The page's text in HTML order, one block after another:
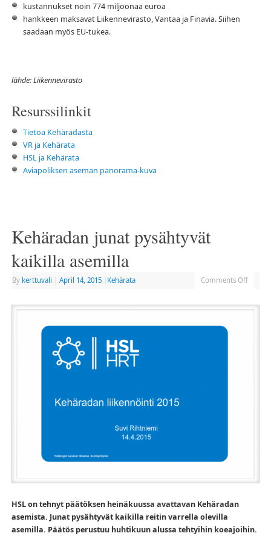
kustannukset noin 774 miljoonaa euroa
hankkeen maksavat Liikennevirasto, Vantaa ja Finavia. Siihen
saadaan myös EU-tukea.
lähde: Liikennevirasto
Resurssilinkit
Tietoa Kehäradasta
VR ja Kehärata
HSL ja Kehärata
Aviapoliksen aseman panorama-kuva
Kehäradan junat pysähtyvät
kaikilla asemilla
By kerttuvali April 14, 2015 Kehärata Comments Off
HSL on tehnyt päätöksen heinäkuussa avattavan Kehäradan
asemista. Junat pysähtyvät kaikilla reitin varrella olevilla
asemilla. Päätös perustuu huhtikuun alussa tehtyihin koeajoihin.